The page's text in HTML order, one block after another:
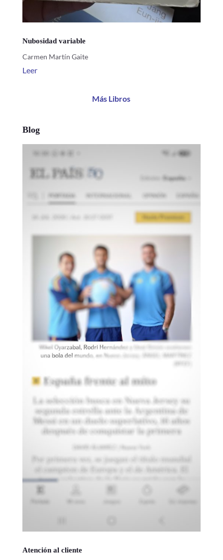
Nubosidad variable
Carmen Martín Gaite
Leer
Más Libros
Blog
Atención al cliente